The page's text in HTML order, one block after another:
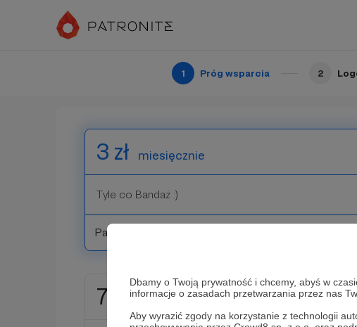
Dbamy o Twoją prywatność i chcemy, abyś w
informacje o zasadach przetwarzania przez nas
Aby wyrazić zgody na korzystanie z technologii
1 Próg wsparcia 2
Wybierz próg wsparcia
3 zł miesięcznie
Tyle co Bandaż :)
Patroni: 0
7 zł miesięcznie